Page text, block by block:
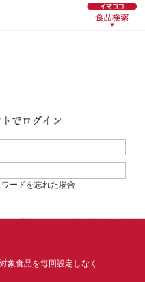
ードを忘れた場合
象食品を毎回設定しなく